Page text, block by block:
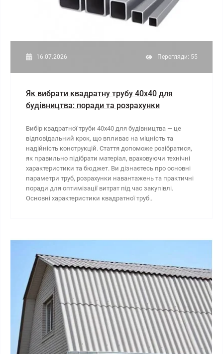
16.07.2026 Перегляди: 55
Як вибрати квадратну трубу 40х40 для
будівництва: поради та розрахунки
Вибір квадратної труби 40х40 для будівництва — це
відповідальний крок, що впливає на міцність та
надійність конструкцій. Стаття допоможе розібратися,
як правильно підібрати матеріал, враховуючи технічні
характеристики та бюджет. Ви дізнаєтесь про основні
параметри труб, розрахунки навантажень та практичні
поради для оптимізації витрат під час закупівлі.
Основні характеристики квадратної труб..